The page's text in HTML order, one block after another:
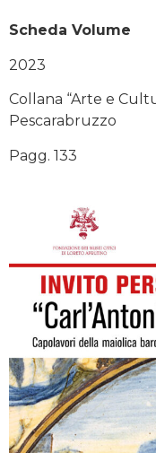
Scheda Volume
2023
Collana “Arte e
Pescarabruzzo
Pagg. 133